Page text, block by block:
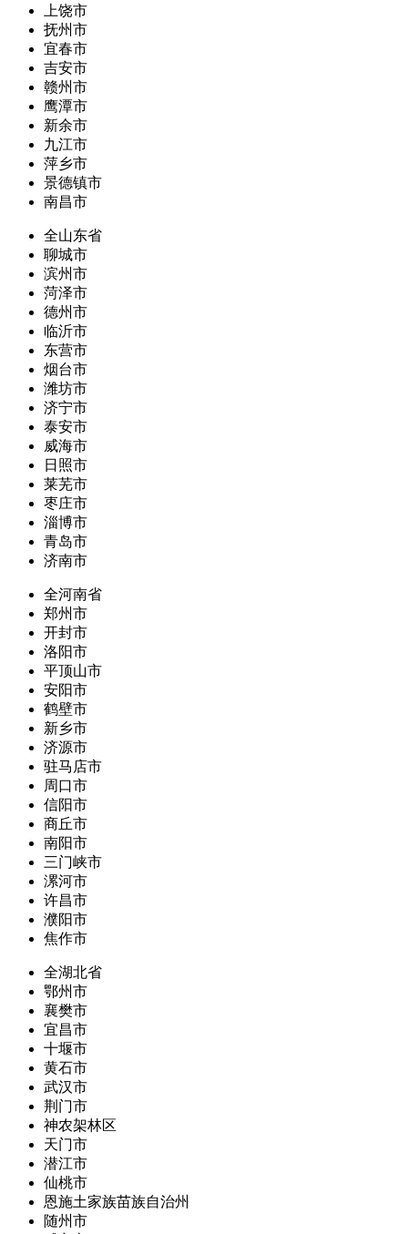
上饶市
抚州市
宜春市
吉安市
赣州市
鹰潭市
新余市
九江市
萍乡市
景德镇市
南昌市
全山东省
聊城市
滨州市
菏泽市
德州市
临沂市
东营市
烟台市
潍坊市
济宁市
泰安市
威海市
日照市
莱芜市
枣庄市
淄博市
青岛市
济南市
全河南省
郑州市
开封市
洛阳市
平顶山市
安阳市
鹤壁市
新乡市
济源市
驻马店市
周口市
信阳市
商丘市
南阳市
三门峡市
漯河市
许昌市
濮阳市
焦作市
全湖北省
鄂州市
襄樊市
宜昌市
十堰市
黄石市
武汉市
荆门市
神农架林区
天门市
潜江市
仙桃市
恩施土家族苗族自治州
随州市